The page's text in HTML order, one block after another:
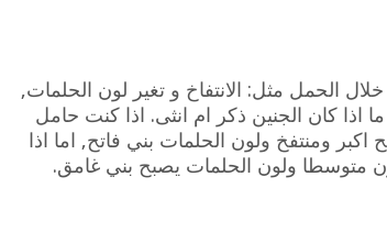
الحمل مثل: الانتفاخ و تغير لون الحلمات,
اذا كان الجنين ذكر ام انثى. اذا كنت حامل
ومنتفخ ولون الحلمات بني فاتح, اما اذا
متوسطا ولون الحلمات يصبح بني غامق.